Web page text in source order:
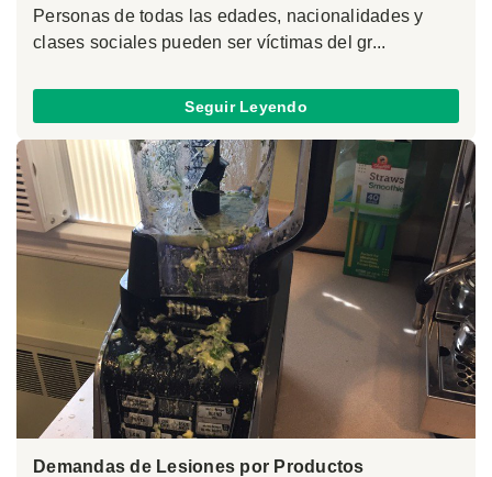
Personas de todas las edades, nacionalidades y
clases sociales pueden ser víctimas del gr...
Seguir Leyendo
Demandas de Lesiones por Productos